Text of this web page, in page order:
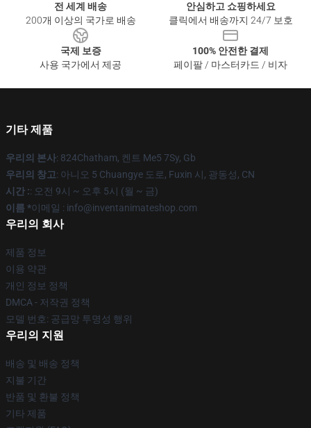
전 세계 배송
200개 이상의 국가로 배송
안심하고 쇼핑하세요
클릭에서 배송까지 24/7 보호
국제 보증
사용 국가에서 제공
100% 안전한 결제
페이팔 / 마스터카드 / 비자
기타 제품
우리의 본사: 824Chatham, 켄트 Me5 7Sy, Gb
우리의 창고: 아니오 5 Chuangye 도로, Fuxin 시, 광동성, CN
시간 :: 오전 9시 ~ 오후 5시 (월 ~ 금)
이름 *이메일 : info@inventanimateshop.com
우리의 회사
제품 정보
이용 약관
개인 정보 정책
DMCA - 저작권 정책
모델 번호: 공급망 투명성 행위
우리의 지원
배송 및 배송 정책
지불 기간
반품 및 환불 정책
기타 제품